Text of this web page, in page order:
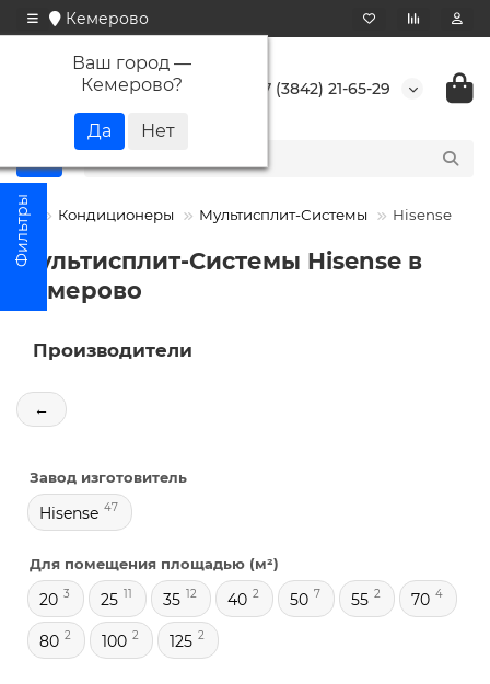
Кемерово
Ваш город —
Кемерово? +7 (3842) 21-65-29
Кондиционеры Мультисплит-Системы Hisense
Мультисплит-Системы Hisense в
Кемерово
Производители
←
Завод изготовитель
Hisense 47
Для помещения площадью (м²)
20 3 25 11 35 12 40 2 50 7 55 2 70 4
80 2 100 2 125 2